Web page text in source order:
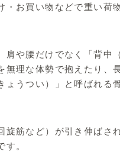
お買い物などで重い荷
や腰だけでなく「背中
理な体勢で抱えたり、
うつい）」と呼ばれる
筋など）が引き伸ばさ
。